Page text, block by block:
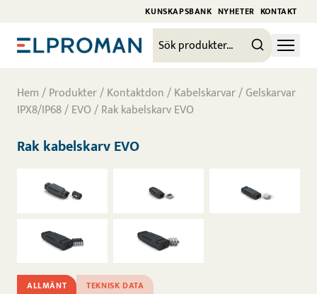
KUNSKAPSBANK NYHETER KONTAKT
Hem/Produkter/Kontaktdon/Kabelskarvar/Gelskarvar
IPX8/IP68/EVO/ Rak kabelskarv EVO
Rak kabelskarv EVO
ALLMÄNT TEKNISK DATA